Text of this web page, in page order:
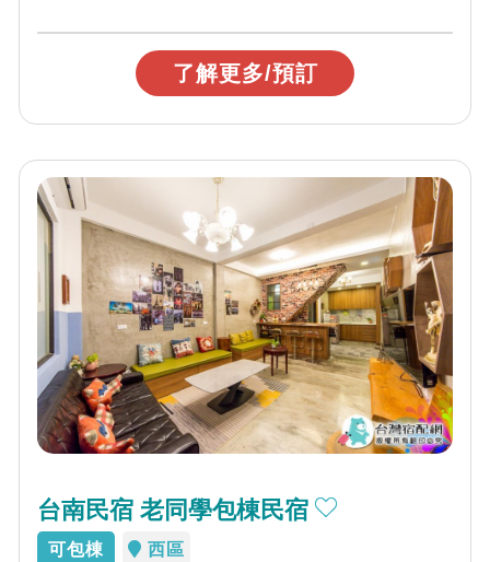
了解更多/預訂
台南民宿 老同學包棟民宿
可包棟 西區